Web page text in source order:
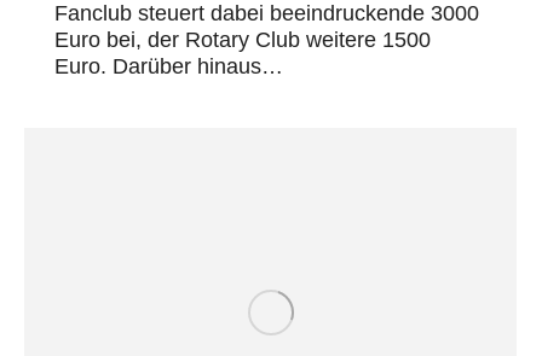
Fanclub steuert dabei beeindruckende 3000
Euro bei, der Rotary Club weitere 1500
Euro. Darüber hinaus…